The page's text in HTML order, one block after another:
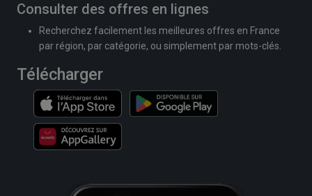
Consulter des offres en lignes
Recherchez facilement les meilleures offres en France
par région, par catégorie, ou simplement par mots-clés.
Télécharger